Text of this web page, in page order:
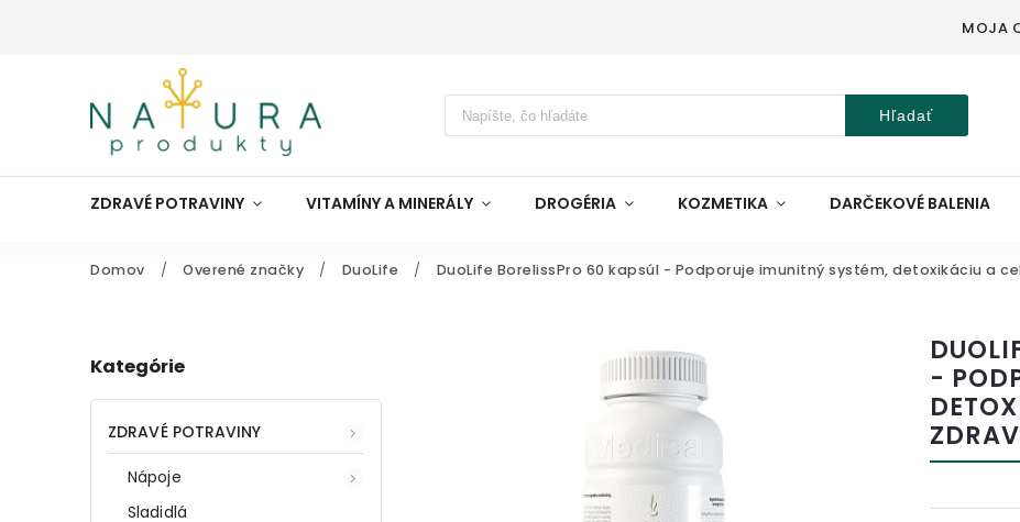
MOJA
Hľadať
ZDRAVÉ POTRAVINY VITAMÍNY A MINERÁLY DROGÉRIA KOZMETIKA DARČEKOVÉ BALENIA
Domov / Overené značky / DuoLife / DuoLife BorelissPro 60 kapsúl - Podporuje imunitný systém, detoxikáciu a
Kategórie
ZDRAVÉ POTRAVINY
Nápoje
Sladidlá
-